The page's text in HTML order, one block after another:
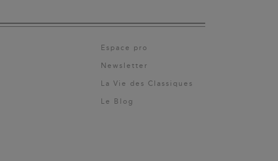
Espace pro
Newsletter
La Vie des Classiques
Le Blog